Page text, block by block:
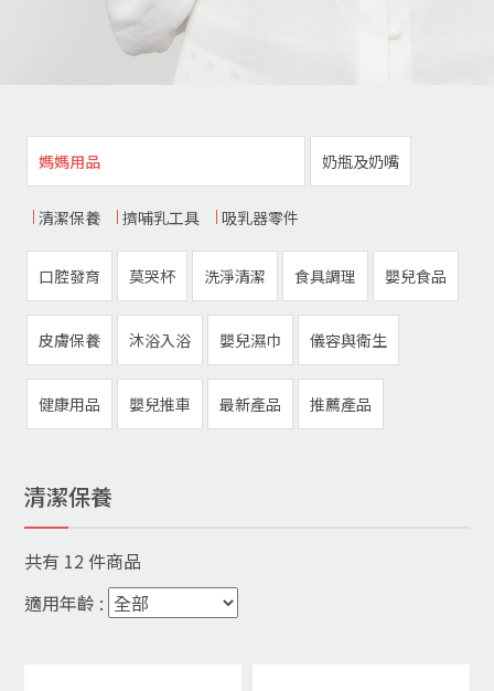
媽媽用品
清潔保養 擠哺乳工具 吸乳器零件
奶瓶及奶嘴
口腔發育 莫哭杯 洗淨清潔 食具調理 嬰兒食品
皮膚保養 沐浴入浴 嬰兒濕巾 儀容與衛生
健康用品 嬰兒推車 最新產品 推薦產品
清潔保養
共有 12 件商品
適用年齡 :